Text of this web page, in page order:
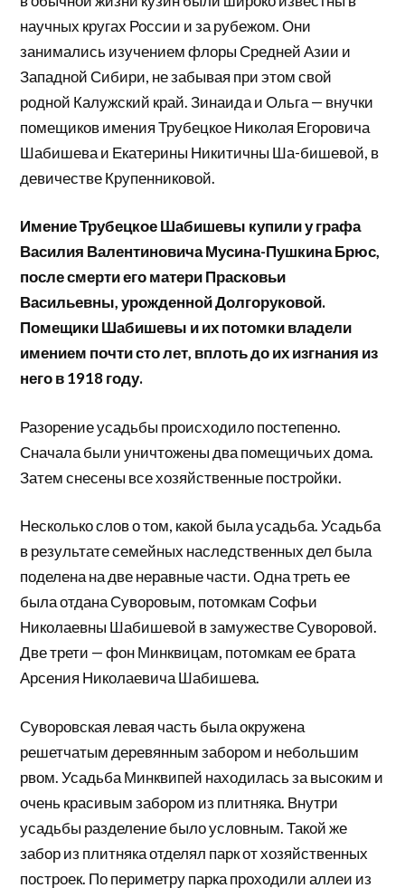
научных кругах России и за рубежом. Они
занимались изучением флоры Средней Азии и
Западной Сибири, не забывая при этом свой
родной Калужский край. Зинаида и Ольга — внучки
помещиков имения Трубецкое Николая Егоровича
Шабишева и Екатерины Никитичны Ша-бишевой, в
девичестве Крупенниковой.
Имение Трубецкое Шабишевы купили у графа
Василия Валентиновича Мусина-Пушкина Брюс,
после смерти его матери Прасковьи
Васильевны, урожденной Долгоруковой.
Помещики Шабишевы и их потомки владели
имением почти сто лет, вплоть до их изгнания из
него в 1918 году.
Разорение усадьбы происходило постепенно.
Сначала были уничтожены два помещичьих дома.
Затем снесены все хозяйственные постройки.
Несколько слов о том, какой была усадьба. Усадьба
в результате семейных наследственных дел была
поделена на две неравные части. Одна треть ее
была отдана Суворовым, потомкам Софьи
Николаевны Шабишевой в замужестве Суворовой.
Две трети — фон Минквицам, потомкам ее брата
Арсения Николаевича Шабишева.
Суворовская левая часть была окружена
решетчатым деревянным забором и небольшим
рвом. Усадьба Минквипей находилась за высоким и
очень красивым забором из плитняка. Внутри
усадьбы разделение было условным. Такой же
забор из плитняка отделял парк от хозяйственных
построек. По периметру парка проходили аллеи из